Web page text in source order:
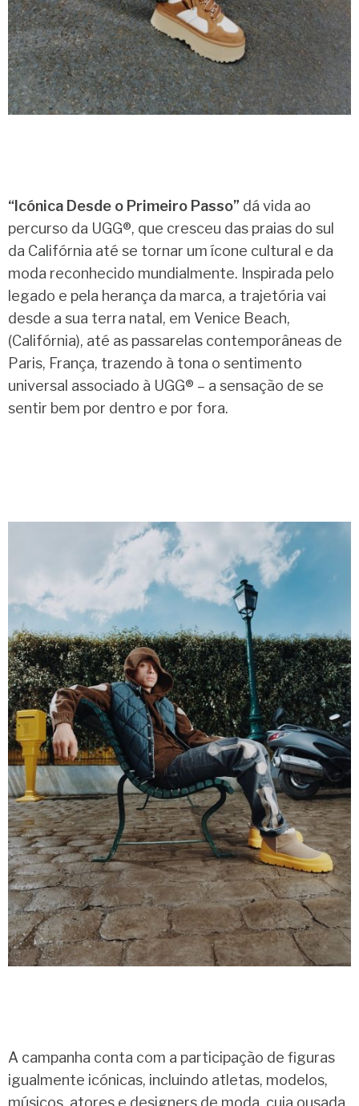
“Icónica Desde o Primeiro Passo” dá vida ao
percurso da UGG®, que cresceu das praias do sul
da Califórnia até se tornar um ícone cultural e da
moda reconhecido mundialmente. Inspirada pelo
legado e pela herança da marca, a trajetória vai
desde a sua terra natal, em Venice Beach,
(Califórnia), até as passarelas contemporâneas de
Paris, França, trazendo à tona o sentimento
universal associado à UGG® – a sensação de se
sentir bem por dentro e por fora.
A campanha conta com a participação de figuras
igualmente icónicas, incluindo atletas, modelos,